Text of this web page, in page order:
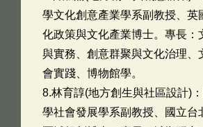
學文化創意產業學系副教授、英
化政策與文化產業博士。專長：
與實務、創意群聚與文化治理、
會實踐、博物館學。
8.林育諄(地方創生與社區設計)
學社會發展學系副教授、國立台